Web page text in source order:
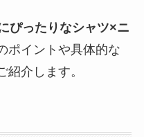
ぴったりなシャツ×ニ
ポイントや具体的な
紹介します。